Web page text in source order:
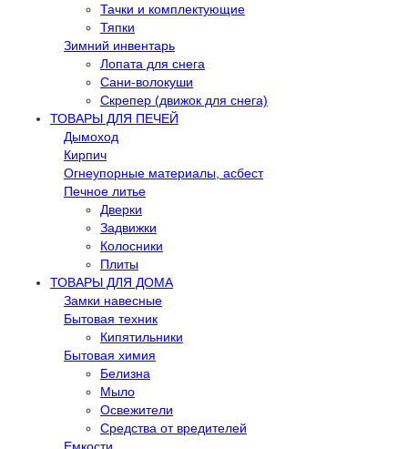
Тачки и комплектующие
Тяпки
Зимний инвентарь
Лопата для снега
Сани-волокуши
Скрепер (движок для снега)
ТОВАРЫ ДЛЯ ПЕЧЕЙ
Дымоход
Кирпич
Огнеупорные материалы, асбест
Печное литье
Дверки
Задвижки
Колосники
Плиты
ТОВАРЫ ДЛЯ ДОМА
Замки навесные
Бытовая техник
Кипятильники
Бытовая химия
Белизна
Мыло
Освежители
Средства от вредителей